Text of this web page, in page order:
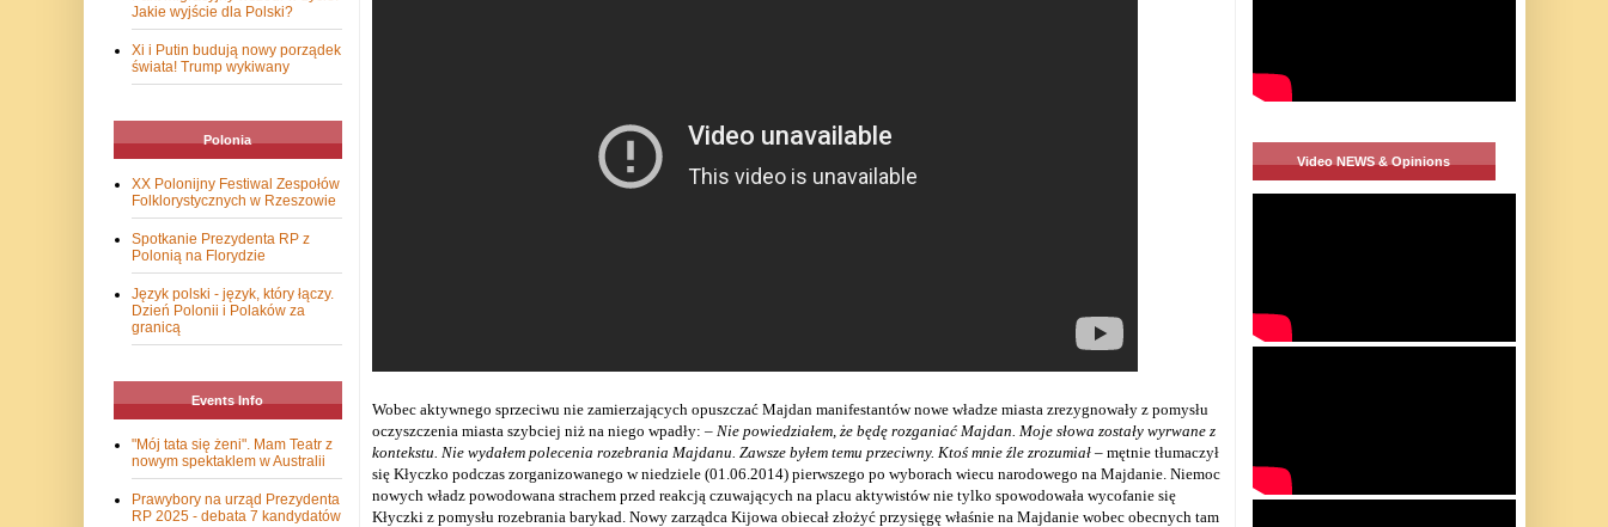
Wobec aktywnego sprzeciwu nie zamierzających opuszczać Majdan manifestantów nowe władze miasta zrezygnowały z pomysłu
oczyszczenia miasta szybciej niż na niego wpadły: – Nie powiedziałem, że będę rozganiać Majdan. Moje słowa zostały wyrwane z
kontekstu. Nie wydałem polecenia rozebrania Majdanu. Zawsze byłem temu przeciwny. Ktoś mnie źle zrozumiał– mętnie tłumaczył
się Kłyczko podczas zorganizowanego w niedziele (01.06.2014) pierwszego po wyborach wiecu narodowego na Majdanie. Niemoc
nowych władz powodowana strachem przed reakcją czuwających na placu aktywistów nie tylko spowodowała wycofanie się
Kłyczki z pomysłu rozebrania barykad. Nowy zarządca Kijowa obiecał złożyć przysięgę właśnie na Majdanie wobec obecnych tam
Jakie wyjście dla Polski?
Xi i Putin budują nowy porządek
świata! Trump wykiwany
Polonia
XX Polonijny Festiwal Zespołów
Folklorystycznych w Rzeszowie
Spotkanie Prezydenta RP z
Polonią na Florydzie
Język polski - język, który łączy.
Dzień Polonii i Polaków za
granicą
Events Info
"Mój tata się żeni". Mam Teatr z
nowym spektaklem w Australii
Prawybory na urząd Prezydenta
RP 2025 - debata 7 kandydatów
Video NEWS & Opinions